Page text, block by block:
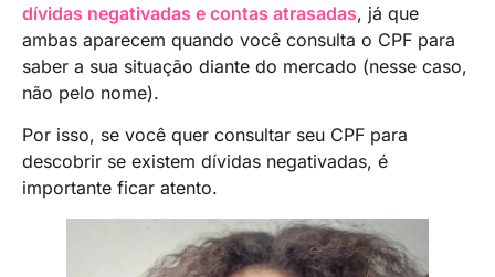
dívidas negativadas e contas atrasadas, já que
ambas aparecem quando você consulta o CPF para
saber a sua situação diante do mercado (nesse caso,
não pelo nome).
Por isso, se você quer consultar seu CPF para
descobrir se existem dívidas negativadas, é
importante ficar atento.